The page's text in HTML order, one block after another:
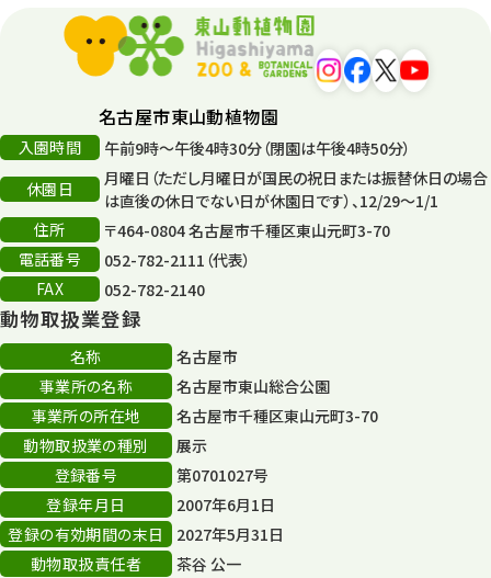
平和公園
森のとこやさん
再生
再生フォーラム
80周年
その他
その他イベント
スカイタワー
年末年始のイベント
名古屋市東山動植物園
入園時間
午前9時～午後4時30分（閉園は午後4時50分）
休園日
月曜日（ただし月曜日が国民の祝日または振替休日の場合
は直後の休日でない日が休園日です）、12/29～1/1
住所
〒464-0804 名古屋市千種区東山元町3-70
電話番号
052-782-2111（代表）
FAX
052-782-2140
動物取扱業登録
名称
名古屋市
事業所の名称
名古屋市東山総合公園
事業所の所在地
名古屋市千種区東山元町3-70
動物取扱業の種別
展示
登録番号
第0701027号
登録年月日
2007年6月1日
登録の有効期間の末日
2027年5月31日
動物取扱責任者
茶谷 公一